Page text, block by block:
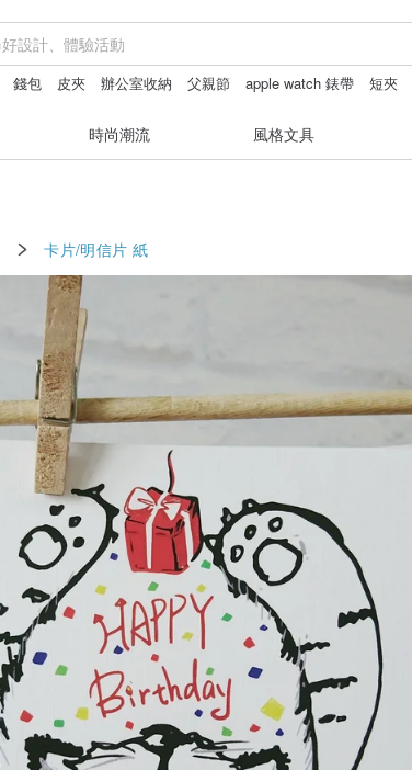
錢包 皮夾 辦公室收納 父親節 apple watch 錶帶 短夾
時尚潮流 風格文具
卡片/明信片 紙